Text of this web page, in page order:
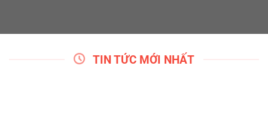
TIN TỨC MỚI NHẤT